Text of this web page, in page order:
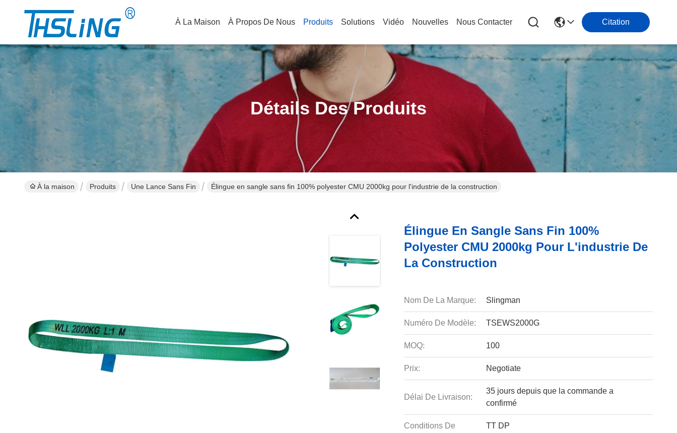
À La Maison À Propos De Nous Produits Solutions Vidéo Nouvelles Nous Contacter Citation
Détails Des Produits
À la maison Produits Une Lance Sans Fin Élingue en sangle sans fin 100% polyester CMU 2000kg pour l'industrie de la construction
Élingue En Sangle Sans Fin 100%
Polyester CMU 2000kg Pour L'industrie De
La Construction
Nom De La Marque: Slingman
Numéro De Modèle: TSEWS2000G
MOQ: 100
Prix: Negotiate
Délai De Livraison:
35 jours depuis que la commande a
confirmé
Conditions De
TT DP